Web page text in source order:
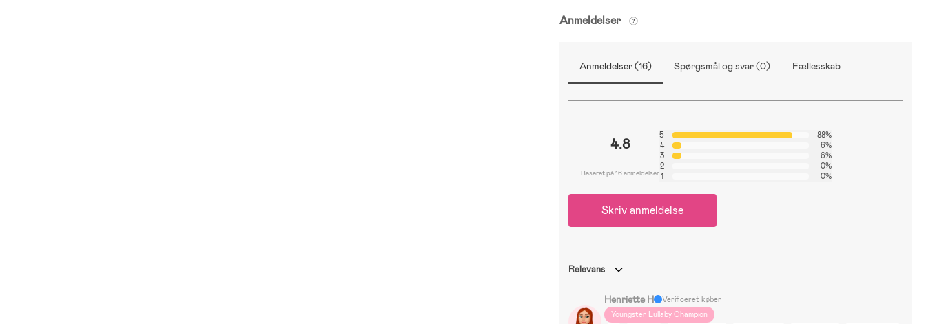
Anmeldelser
Anmeldelser (16) Spørgsmål og svar (0) Fællesskab
4.8
Baseret på 16 anmeldelser
5
88%
4
6%
3
6%
2
0%
1
0%
Skriv anmeldelse
Relevans
Henriette H
Verificeret køber
Youngster Lullaby Champion